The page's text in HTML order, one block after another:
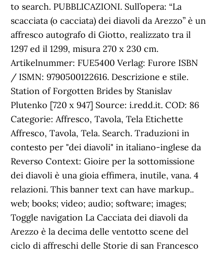
to search. PUBBLICAZIONI. Sull’opera: “La
scacciata (o cacciata) dei diavoli da Arezzo” è un
affresco autografo di Giotto, realizzato tra il
1297 ed il 1299, misura 270 x 230 cm.
Artikelnummer: FUE5400 Verlag: Furore ISBN
/ ISMN: 9790500122616. Descrizione e stile.
Station of Forgotten Brides by Stanislav
Plutenko [720 x 947] Source: i.redd.it. COD: 86
Categorie: Affresco, Tavola, Tela Etichette
Affresco, Tavola, Tela. Search. Traduzioni in
contesto per "dei diavoli" in italiano-inglese da
Reverso Context: Gioire per la sottomissione
dei diavoli è una gioia effimera, inutile, vana. 4
relazioni. This banner text can have markup..
web; books; video; audio; software; images;
Toggle navigation La Cacciata dei diavoli da
Arezzo è la decima delle ventotto scene del
ciclo di affreschi delle Storie di san Francesco